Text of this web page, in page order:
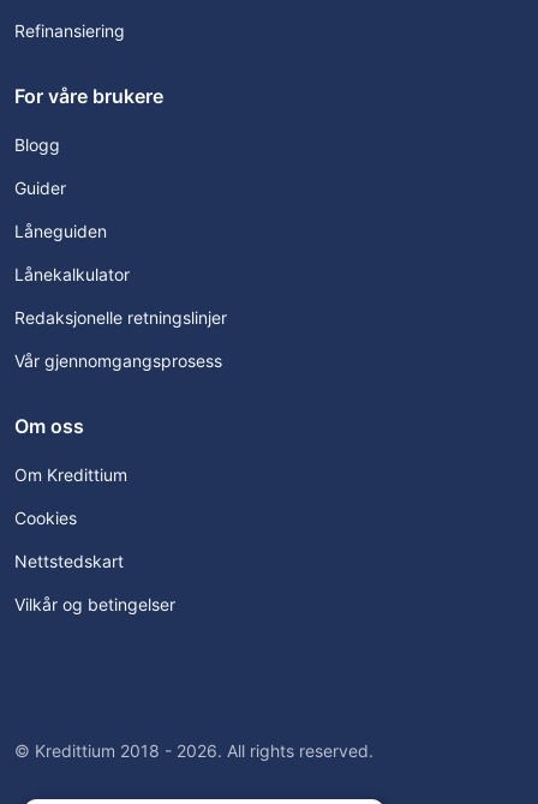
Refinansiering
For våre brukere
Blogg
Guider
Låneguiden
Lånekalkulator
Redaksjonelle retningslinjer
Vår gjennomgangsprosess
Om oss
Om Kredittium
Cookies
Nettstedskart
Vilkår og betingelser
© Kredittium 2018 - 2026. All rights reserved.